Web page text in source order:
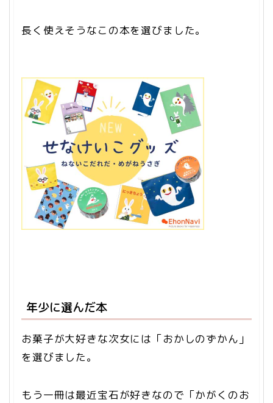
長く使えそうなこの本を選びました。
年少に選んだ本
お菓子が大好きな次女には「おかしのずかん」
を選びました。
もう一冊は最近宝石が好きなので「かがくのお